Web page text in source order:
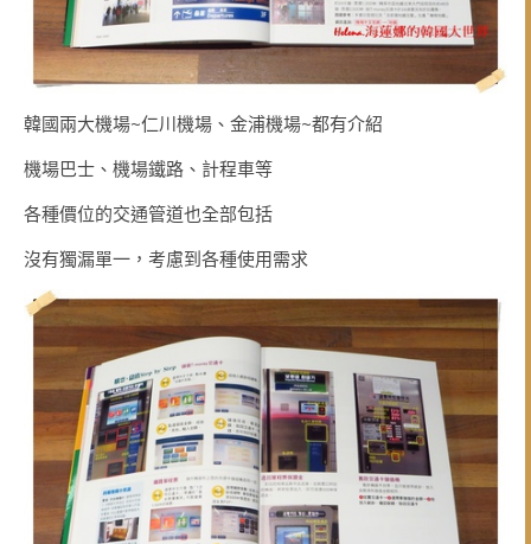
韓國兩大機場~仁川機場、金浦機場~都有介紹
機場巴士、機場鐵路、計程車等
各種價位的交通管道也全部包括
沒有獨漏單一，考慮到各種使用需求